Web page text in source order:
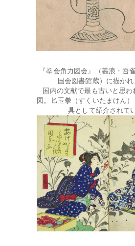
『拳会角力図会』（義浪・吾
国会図書館蔵）に描か
国内の文献で最も古いと思
図。匕玉拳（すくいたまけん
具として紹介されて